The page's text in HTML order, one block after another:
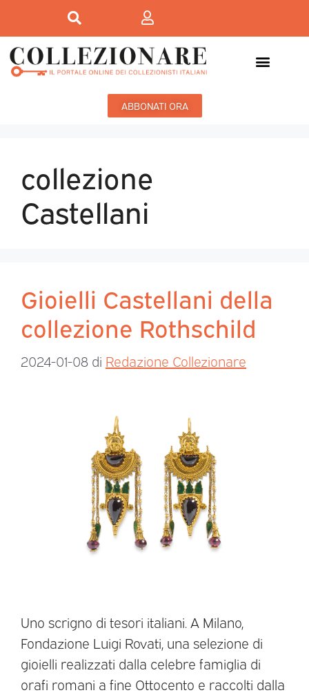
ABBONATI ORA
collezione
Castellani
Gioielli Castellani della
collezione Rothschild
2024-01-08 di Redazione Collezionare
Uno scrigno di tesori italiani. A Milano,
Fondazione Luigi Rovati, una selezione di
gioielli realizzati dalla celebre famiglia di
orafi romani a fine Ottocento e raccolti dalla